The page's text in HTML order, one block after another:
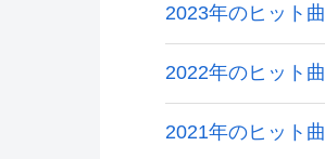
2023年のヒット曲
2022年のヒット曲
2021年のヒット曲